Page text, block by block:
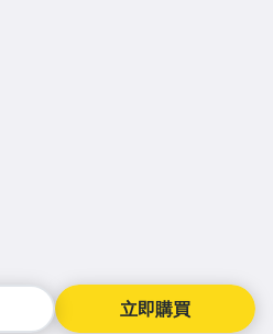
立即購買